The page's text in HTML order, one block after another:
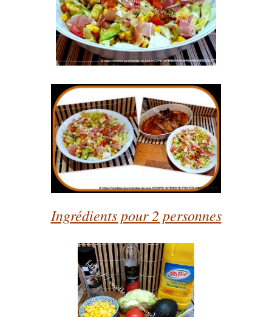
Ingrédients pour 2 personnes